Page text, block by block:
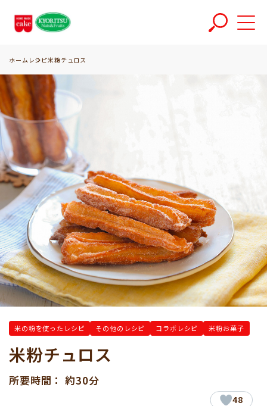
ホーム レシピ米粉チュロス
米の粉を使ったレシピ その他のレシピ コラボレシピ 米粉お菓子
米粉チュロス
所要時間： 約30分
48